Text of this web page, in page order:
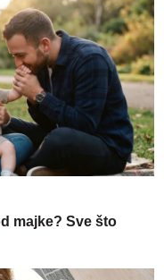
majke? Sve što